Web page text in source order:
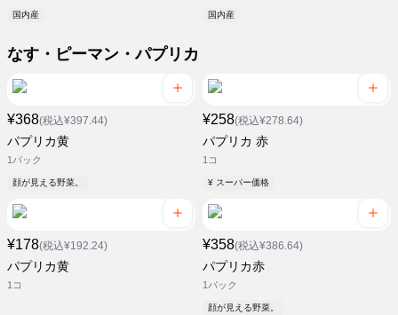
国内産 国内産
なす・ピーマン・パプリカ
¥368(税込¥397.44)
パプリカ黄
1パック
顔が見える野菜。
¥258(税込¥278.64)
パプリカ 赤
1コ
¥ スーパー価格
¥178(税込¥192.24)
パプリカ黄
1コ
¥358(税込¥386.64)
パプリカ赤
1パック
顔が見える野菜。